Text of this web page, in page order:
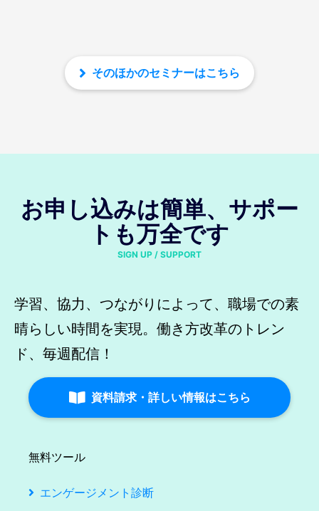
そのほかのセミナーはこちら
お申し込みは簡単、サポー
トも万全です
SIGN UP / SUPPORT
学習、協力、つながりによって、職場での素
晴らしい時間を実現。働き方改革のトレン
ド、毎週配信！
資料請求・詳しい情報はこちら
無料ツール
エンゲージメント診断